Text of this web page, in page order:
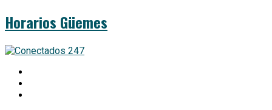
Horarios Güemes